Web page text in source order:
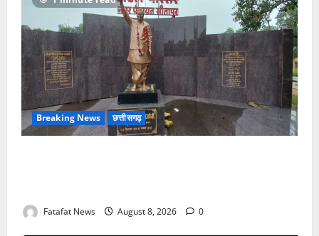
Breaking News छत्तीसगढ़
Fatafat News August 8, 2026 0